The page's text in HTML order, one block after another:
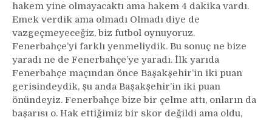
hakem yine olmayacaktı ama hakem 4 dakika vardı.
Emek verdik ama olmadı Olmadı diye de
vazgeçmeyeceğiz, biz futbol oynuyoruz.
Fenerbahçe’yi farklı yenmeliydik. Bu sonuç ne bize
yaradı ne de Fenerbahçe’ye yaradı. İlk yarıda
Fenerbahçe maçından önce Başakşehir’in iki puan
gerisindeydik, şu anda Başakşehir’in iki puan
önündeyiz. Fenerbahçe bize bir çelme attı, onların da
başarısı o. Hak ettiğimiz bir skor değildi ama oldu,